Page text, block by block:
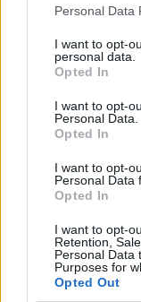
Please note that
not limited to your
grant or deny
use your data for
consent section.
Personal Data
I want to opt-
personal data.
Opted In
I want to opt-
Personal Data.
Opted In
I want to opt-
Personal Data
Opted In
I want to opt-
Retention,
Personal Data
Purposes for
Opted Out
Continua a